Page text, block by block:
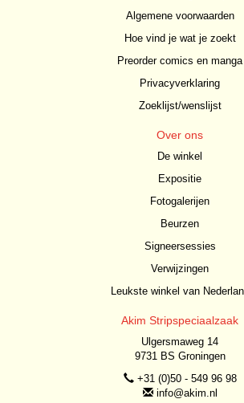
Algemene voorwaarden
Hoe vind je wat je zoekt
Preorder comics en manga
Privacyverklaring
Zoeklijst/wenslijst
Over ons
De winkel
Expositie
Fotogalerijen
Beurzen
Signeersessies
Verwijzingen
Leukste winkel van
Akim Stripspeciaalzaak
Ulgersmaweg 14
9731 BS Groningen
+31 (0)50 - 549 96 98
info@akim.nl